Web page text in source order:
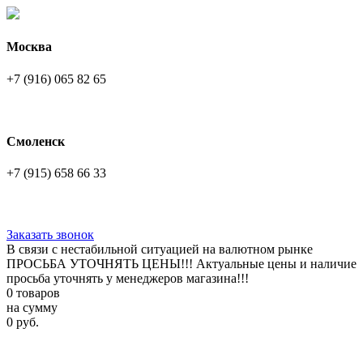
Москва
+7 (916) 065 82 65
Смоленск
+7 (915) 658 66 33
Заказать звонок
В связи с нестабильной ситуацией на валютном рынке
ПРОСЬБА УТОЧНЯТЬ ЦЕНЫ!!! Актуальные цены и наличие
просьба уточнять у менеджеров магазина!!!
0 товаров
на сумму
0 руб.